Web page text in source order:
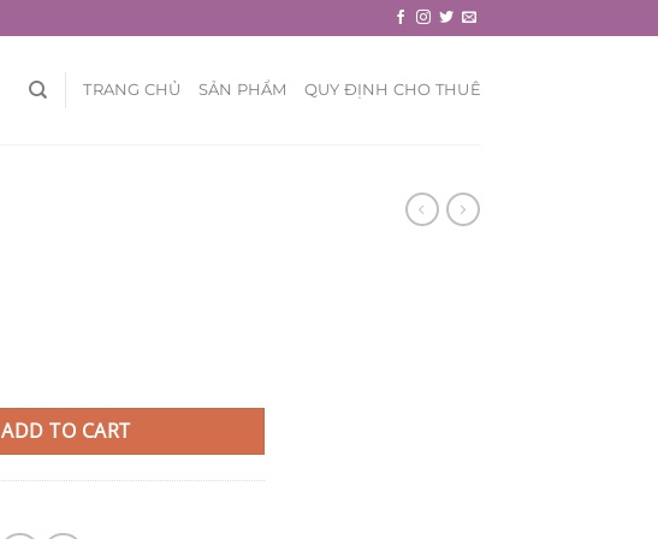
TRANG CHỦ SẢN PHẨM QUY ĐỊNH CHO THUÊ
ADD TO CART